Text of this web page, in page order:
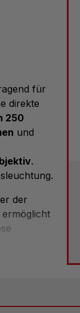
für
direkte
250
und
.
der
ermöglicht